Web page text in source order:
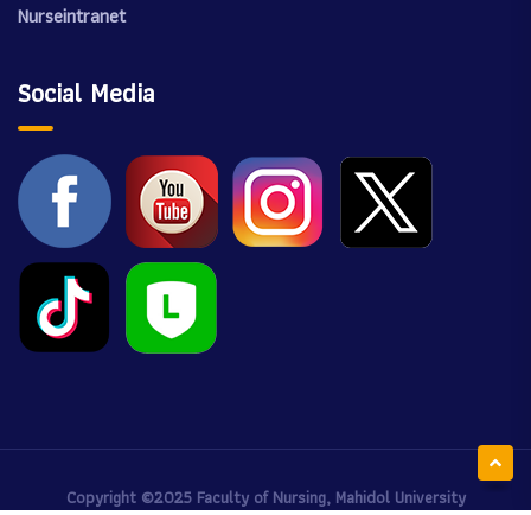
Nurseintranet
Social Media
Copyright ©2025 Faculty of Nursing, Mahidol University